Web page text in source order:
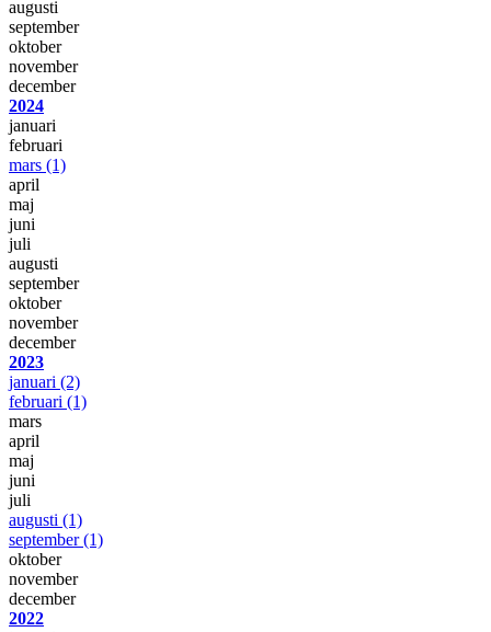
augusti
september
oktober
november
december
2024
januari
februari
mars (1)
april
maj
juni
juli
augusti
september
oktober
november
december
2023
januari (2)
februari (1)
mars
april
maj
juni
juli
augusti (1)
september(1)
oktober
november
december
2022